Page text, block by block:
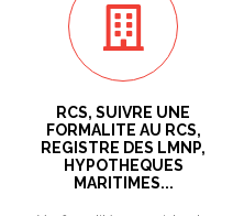
RCS, SUIVRE UNE
FORMALITE AU RCS,
REGISTRE DES LMNP,
HYPOTHEQUES
MARITIMES...